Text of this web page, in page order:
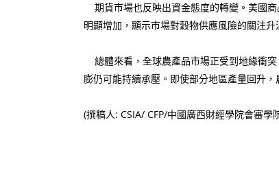
期貨市場也反映出資金態度的轉變。美國
明顯增加，顯示市場對穀物供應風險的關注
總體來看，全球農產品市場正受到地緣衝
膨仍可能持續承壓。即使部分地區產量回升
(撰稿人: CSIA/ CFP/中國廣西財經學院會審學